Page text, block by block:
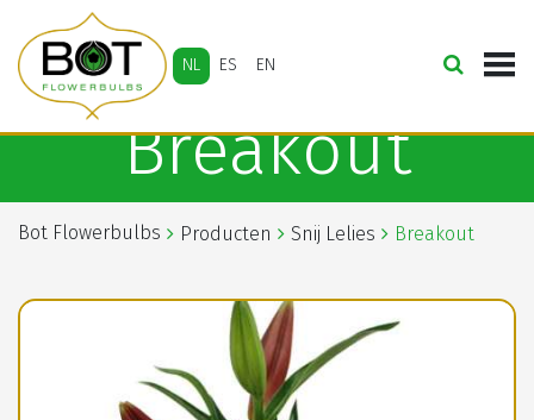
NL ES EN
Breakout
Bot Flowerbulbs Producten Snij Lelies Breakout